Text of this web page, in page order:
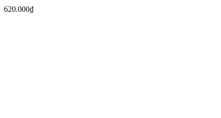
620.000₫